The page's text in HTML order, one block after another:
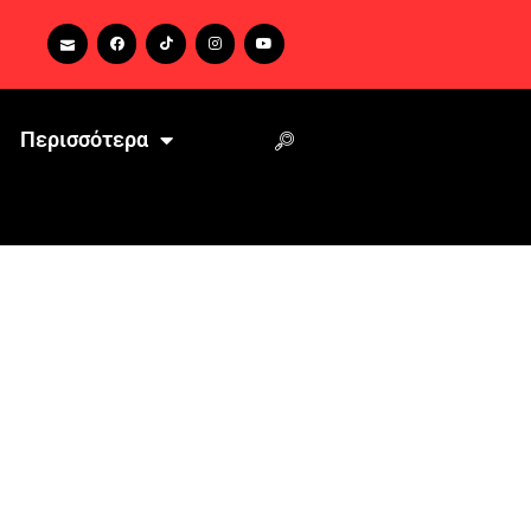
Περισσότερα